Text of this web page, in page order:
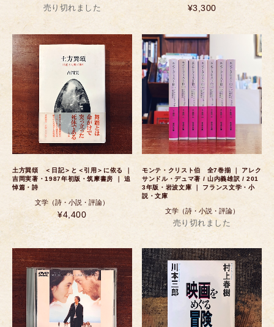
売り切れました ¥3,300
土方巽頌 ＜日記＞と＜引用＞に依る ｜
吉岡実著・1987年初版・筑摩書房 ｜ 追
悼篇・詩
文学（詩・小説・評論）
¥4,400
モンテ・クリスト伯 全7巻揃 ｜ アレク
サンドル・デュマ著 / 山内義雄訳 / 201
3年版・岩波文庫 ｜ フランス文学・小
説・文庫
文学（詩・小説・評論）
売り切れました